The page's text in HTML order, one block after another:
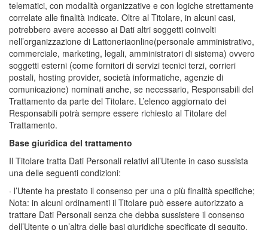
telematici, con modalità organizzative e con logiche strettamente
correlate alle finalità indicate. Oltre al Titolare, in alcuni casi,
potrebbero avere accesso ai Dati altri soggetti coinvolti
nell’organizzazione di Lattoneriaonline(personale amministrativo,
commerciale, marketing, legali, amministratori di sistema) ovvero
soggetti esterni (come fornitori di servizi tecnici terzi, corrieri
postali, hosting provider, società informatiche, agenzie di
comunicazione) nominati anche, se necessario, Responsabili del
Trattamento da parte del Titolare. L’elenco aggiornato dei
Responsabili potrà sempre essere richiesto al Titolare del
Trattamento.
Base giuridica del trattamento
Il Titolare tratta Dati Personali relativi all’Utente in caso sussista
una delle seguenti condizioni:
· l’Utente ha prestato il consenso per una o più finalità specifiche;
Nota: in alcuni ordinamenti il Titolare può essere autorizzato a
trattare Dati Personali senza che debba sussistere il consenso
dell’Utente o un’altra delle basi giuridiche specificate di seguito,